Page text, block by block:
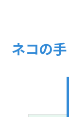
ネコの手